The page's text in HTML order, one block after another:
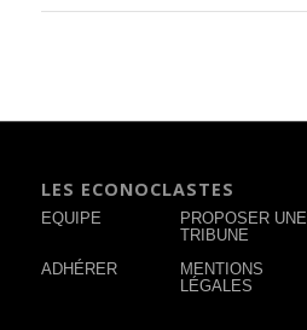
LES ECONOCLASTES
EQUIPE
PROPOSER UNE
TRIBUNE
ADHÉRER
MENTIONS
LÉGALES